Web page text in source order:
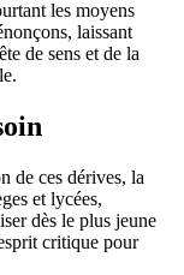
les moyens
laissant
de sens et de la
de ces dérives, la
et lycées,
dès le plus jeune
critique pour